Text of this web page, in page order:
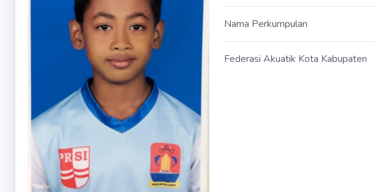
Nama Perkumpulan
Federasi Akuatik Kota Kabupaten